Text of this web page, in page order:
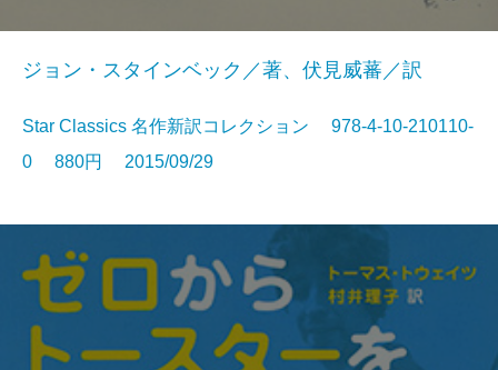
ジョン・スタインベック／著、伏見威蕃／訳
Star Classics 名作新訳コレクション 978-4-10-210110-
0 880円 2015/09/29